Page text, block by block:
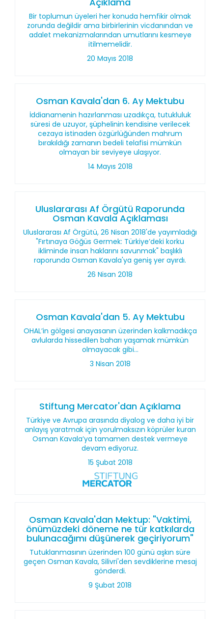
Bir toplumun üyeleri her konuda hemfikir olmak
zorunda değildir ama birbirlerinin vicdanından ve
adalet mekanizmalarından umutlarını kesmeye
itilmemelidir.
20 Mayıs 2018
Osman Kavala'dan 6. Ay Mektubu
İddianamenin hazırlanması uzadıkça, tutukluluk
süresi de uzuyor, şüphelinin kendisine verilecek
cezaya istinaden özgürlüğünden mahrum
bırakıldığı zamanın bedeli telafisi mümkün
olmayan bir seviyeye ulaşıyor.
14 Mayıs 2018
Uluslararası Af Örgütü Raporunda
Osman Kavala Açıklaması
Uluslararası Af Örgütü, 26 Nisan 2018'de yayımladığı
"Fırtınaya Göğüs Germek: Türkiye’deki korku
ikliminde insan haklarını savunmak" başlıklı
raporunda Osman Kavala'ya geniş yer ayırdı.
26 Nisan 2018
Osman Kavala'dan 5. Ay Mektubu
OHAL’in gölgesi anayasanın üzerinden kalkmadıkça
avlularda hissedilen baharı yaşamak mümkün
olmayacak gibi...
3 Nisan 2018
Stiftung Mercator'dan Açıklama
Türkiye ve Avrupa arasında diyalog ve daha iyi bir
anlayış yaratmak için yorulmaksızın köprüler kuran
Osman Kavala’ya tamamen destek vermeye
devam ediyoruz.
15 Şubat 2018
Osman Kavala'dan Mektup: "Vaktimi,
önümüzdeki döneme ne tür katkılarda
bulunacağımı düşünerek geçiriyorum"
Tutuklanmasının üzerinden 100 günü aşkın süre
geçen Osman Kavala, Silivri'den sevdiklerine mesaj
gönderdi.
9 Şubat 2018